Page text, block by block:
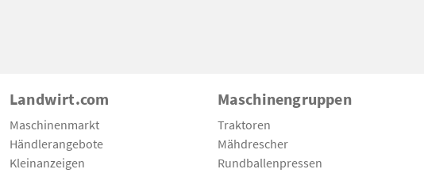
Landwirt.com
Maschinenmarkt
Händlerangebote
Kleinanzeigen
Maschinengruppen
Traktoren
Mähdrescher
Rundballenpressen